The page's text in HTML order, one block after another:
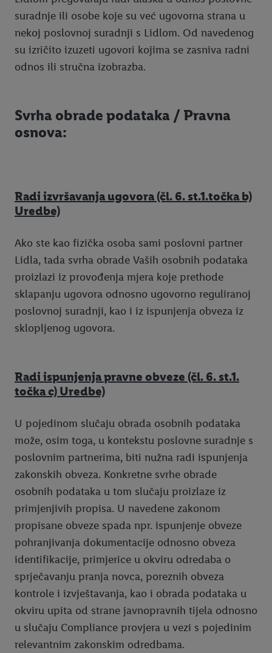
suradnje ili osobe koje su već ugovorna strana u
nekoj poslovnoj suradnji s Lidlom. Od navedenog
su izričito izuzeti ugovori kojima se zasniva radni
odnos ili stručna izobrazba.
Svrha obrade podataka / Pravna
osnova:
Radi izvršavanja ugovora (čl. 6. st.1.točka b)
Uredbe)
Ako ste kao fizička osoba sami poslovni partner
Lidla, tada svrha obrade Vaših osobnih podataka
proizlazi iz provođenja mjera koje prethode
sklapanju ugovora odnosno ugovorno reguliranoj
poslovnoj suradnji, kao i iz ispunjenja obveza iz
sklopljenog ugovora.
Radi ispunjenja pravne obveze (čl. 6. st.1.
točka c) Uredbe)
U pojedinom slučaju obrada osobnih podataka
može, osim toga, u kontekstu poslovne suradnje s
poslovnim partnerima, biti nužna radi ispunjenja
zakonskih obveza. Konkretne svrhe obrade
osobnih podataka u tom slučaju proizlaze iz
primjenjivih propisa. U navedene zakonom
propisane obveze spada npr. ispunjenje obveze
pohranjivanja dokumentacije odnosno obveza
identifikacije, primjerice u okviru odredaba o
sprječavanju pranja novca, poreznih obveza
kontrole i izvještavanja, kao i obrada podataka u
okviru upita od strane javnopravnih tijela odnosno
u slučaju Compliance provjera u vezi s pojedinim
relevantnim zakonskim odredbama.